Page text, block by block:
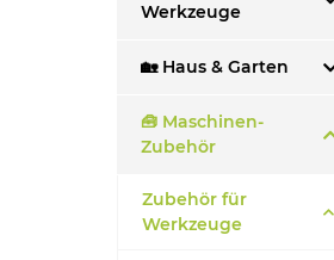
Werkzeuge
🏡 Haus & Garten
🧰 Maschinen-
Zubehör
Zubehör für
Werkzeuge